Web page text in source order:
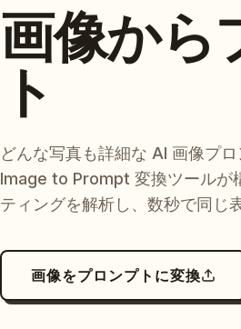
画像から
ト
どんな写真も詳細な AI 画像プ
Image to Prompt 変換ツールが
ティングを解析し、数秒で同じ
画像をプロンプトに変換